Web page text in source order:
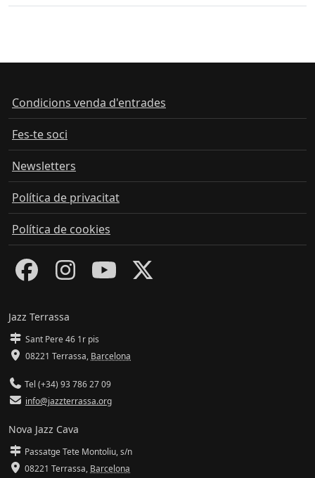
Condicions venda d'entrades
Fes-te soci
Newsletters
Política de privacitat
Política de cookies
Jazz Terrassa
Sant Pere 46 1r pis
08221 Terrassa, Barcelona
Tel (+34) 93 786 27 09
info@jazzterrassa.org
Nova Jazz Cava
Passatge Tete Montoliu, s/n
08221 Terrassa, Barcelona